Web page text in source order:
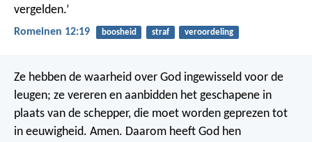
vergelden.’
Romeinen 12:19 boosheid straf veroordeling
Ze hebben de waarheid over God ingewisseld voor de
leugen; ze vereren en aanbidden het geschapene in
plaats van de schepper, die moet worden geprezen tot
in eeuwigheid. Amen. Daarom heeft God hen